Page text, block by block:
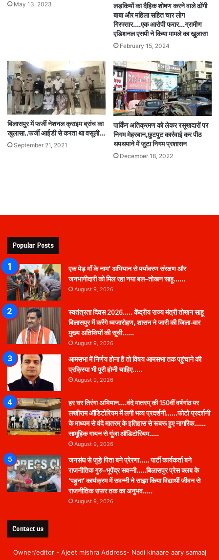
May 13, 2023
लड़कियों का दैहिक शोषण करने वाले ढोंगी
बाबा और महिला सहित चार लोग
गिरफ्तार….एक आरोपी फरार…ग्रामीण
एडिशनल एसपी ने किया मामले का खुलासा
February 15, 2024
बिलासपुर में फर्जी नेशनल क्राइम ब्रांच का
खुलासा..फर्जी आईडी से करता था वसूली…
September 21, 2021
पार्किंग अतिक्रमण को लेकर रसूखदारों पर
निगम मेहरबान,छुटपुट कार्रवाई कर पीठ
थपथपाने में जुटा निगम प्रशासन
December 18, 2022
Popular Posts
एक पेड़ माँ के नाम’ अभियान से पर्यावरण संरक्षण और
जनभागीदारी को मिल रहा नया बल–तोखन साहू……
August 9, 2026
स्वतंत्रता दिवस 2026….. केंद्रीय राज्य मंत्री तोखन साहू
बिलासपुर में करेंगे ध्वजारोहण, शासन ने जारी की जिला-वार
मुख्य अतिथियों की सूची……
August 9, 2026
आमसभा में निर्णय होना है तो विषय आमसभा तक पहुंचाने की
प्रक्रिया भी पूरी होनी चाहिए…..
August 9, 2026
हर घर तिरंगा अभियान….वंदे मातरम् की 150वीं वर्षगांठ पर
लखीराम ऑडिटोरियम में लगी भव्य प्रदर्शनी……फोटो प्रदर्शनी
के माध्यम से वंदे मातरम् के इतिहास से रूबरू हुए नागरिक……
सामूहिक गायन से गूंजा ऑडिटोरियम…..
August 9, 2026
जनसंघ से जुड़े पिता बने प्रेरणा….. पार्टी कार्यकर्ता बने
राजनीतिक गुरु–भूपेंद्र सवन्नी…..बिलासपुर प्रेस क्लब के
‘पहुना’ कार्यक्रम में सवन्नी ने साझा किया विद्यार्थी जीवन से
राजनीतिक सफर तक का अनुभव…..
August 9, 2026
Contact us
Owner/editor - Ajeet mishra Address- Nadi kinaare aary samaaj